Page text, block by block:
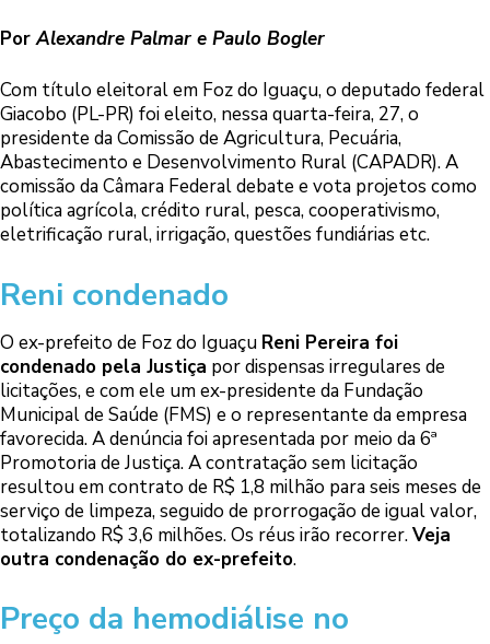
PorAlexandre Palmar e Paulo Bogler
Com título eleitoral em Foz do Iguaçu, o deputado federal
Giacobo (PL-PR) foi eleito, nessa quarta-feira, 27, o
presidente da Comissão de Agricultura, Pecuária,
Abastecimento e Desenvolvimento Rural (CAPADR). A
comissão da Câmara Federal debate e vota projetos como
política agrícola, crédito rural, pesca, cooperativismo,
eletrificação rural, irrigação, questões fundiárias etc.
Reni condenado
O ex-prefeito de Foz do Iguaçu Reni Pereira foi
condenado pela Justiça por dispensas irregulares de
licitações, e com ele um ex-presidente da Fundação
Municipal de Saúde (FMS) e o representante da empresa
favorecida. A denúncia foi apresentada por meio da 6ª
Promotoria de Justiça. A contratação sem licitação
resultou em contrato de R$ 1,8 milhão para seis meses de
serviço de limpeza, seguido de prorrogação de igual valor,
totalizando R$ 3,6 milhões. Os réus irão recorrer.Veja
outra condenação do ex-prefeito.
Preço da hemodiálise no